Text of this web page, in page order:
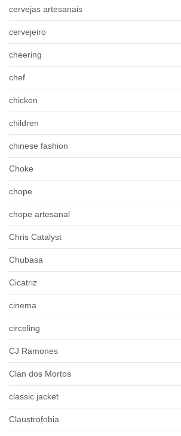
cervejas artesanais
cervejeiro
cheering
chef
chicken
children
chinese fashion
Choke
chope
chope artesanal
Chris Catalyst
Chubasa
Cicatriz
cinema
circeling
CJ Ramones
Clan dos Mortos
classic jacket
Claustrofobia